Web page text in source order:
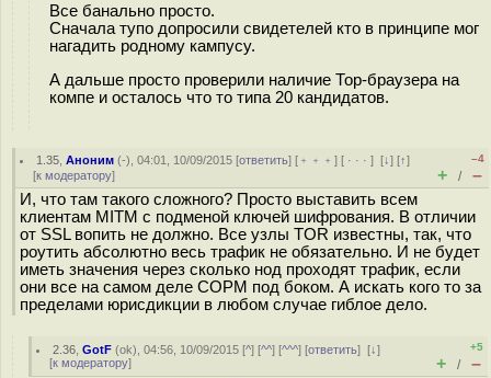
Все банально просто.
Сначала тупо допросили свидетелей кто в принципе мог
нагадить родному кампусу.
А дальше просто проверили наличие Тор-браузера на
компе и осталось что то типа 20 кандидатов.
1.35 ,Аноним (-), 04:01, 10/09/2015 [ответить] [ ﹢﹢﹢] [ · · ·][↓] [↑]
[к модератору]
–4
+ / –
И, что там такого сложного? Просто выставить всем
клиентам MITM с подменой ключей шифрования. В отличии
от SSL вопить не должно. Все узлы TOR известны, так, что
роутить абсолютно весь трафик не обязательно. И не будет
иметь значения через сколько нод проходят трафик, если
они все на самом деле СОРМ под боком. А искать кого то за
пределами юрисдикции в любом случае гиблое дело.
2.36 ,GotF (ok), 04:56, 10/09/2015 [^] [^^] [^^^] [ответить][↓]
[к модератору]
+5
+ / –